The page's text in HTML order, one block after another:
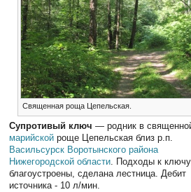
Священная роща Цепельская.
Супротивый ключ — родник в
марийской роще Цепельская близ р.п.
Васильсурск Воротынского района
Нижегородской области. Подходы к ключу
благоустроены, сделана лестница. Дебит
источника - 10 л/мин.